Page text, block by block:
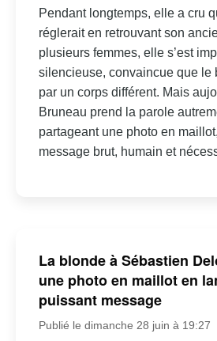
Pendant longtemps, elle a cru
réglerait en retrouvant son
plusieurs femmes, elle s’est
silencieuse, convaincue que le
par un corps différent. Mais
Bruneau prend la parole
partageant une photo en
message brut, humain et
La blonde à Sébastien
une photo en maillot en
puissant message
Publié le dimanche 28 juin à 19:27